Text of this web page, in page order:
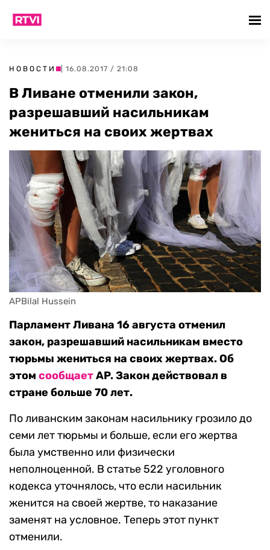
НОВОСТИ | 16.08.2017 / 21:08
В Ливане отменили закон,
разрешавший насильникам
жениться на своих жертвах
APBilal Hussein
Парламент Ливана 16 августа отменил
закон, разрешавший насильникам вместо
тюрьмы жениться на своих жертвах. Об
этом сообщаетAP. Закон действовал в
стране больше 70 лет.
По ливанским законам насильнику грозило до
семи лет тюрьмы и больше, если его жертва
была умственно или физически
неполноценной. В статье 522 уголовного
кодекса уточнялось, что если насильник
женится на своей жертве, то наказание
заменят на условное. Теперь этот пункт
отменили.